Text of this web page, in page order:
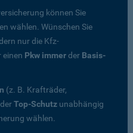
können Sie
wählen. Wünschen Sie
nur die Kfz-
Pkw immerder Basis-
(z. B. Krafträder,
Top-Schutz unabhängig
wählen.